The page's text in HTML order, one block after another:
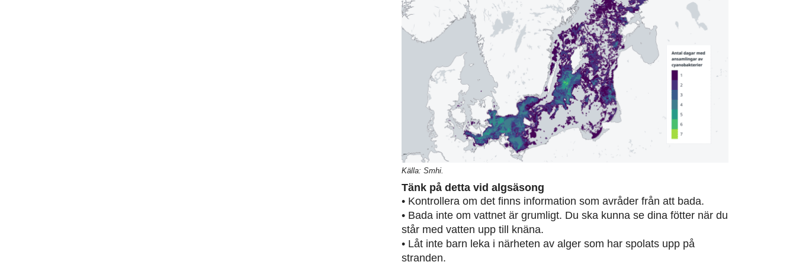
Källa: Smhi.
Tänk på detta vid algsäsong
• Kontrollera om det finns information som avråder från att bada.
• Bada inte om vattnet är grumligt. Du ska kunna se dina fötter när du
står med vatten upp till knäna.
• Låt inte barn leka i närheten av alger som har spolats upp på
stranden.